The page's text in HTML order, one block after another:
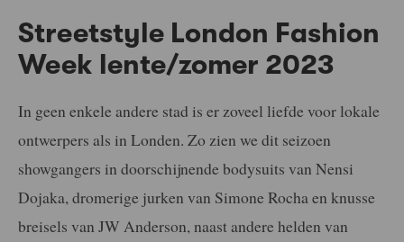
Streetstyle London Fashion
Week lente/zomer 2023
In geen enkele andere stad is er zoveel liefde voor lokale
ontwerpers als in Londen. Zo zien we dit seizoen
showgangers in doorschijnende bodysuits van Nensi
Dojaka, dromerige jurken van Simone Rocha en knusse
breisels van JW Anderson, naast andere helden van